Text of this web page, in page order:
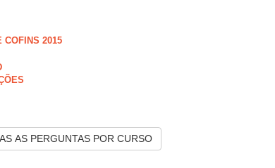
COFINS 2015
AS PERGUNTAS POR CURSO